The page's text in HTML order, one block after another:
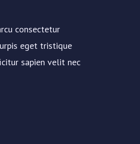
consectetur
eget tristique
sapien velit nec